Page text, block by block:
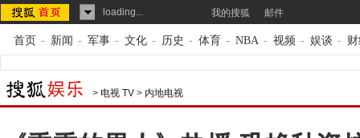
loading... 我的搜狐 邮件
首页 - 新闻 - 军事 - 文化 - 历史 - 体育 - NBA - 视频 - 娱谈 -
> 电视 TV > 内地电视